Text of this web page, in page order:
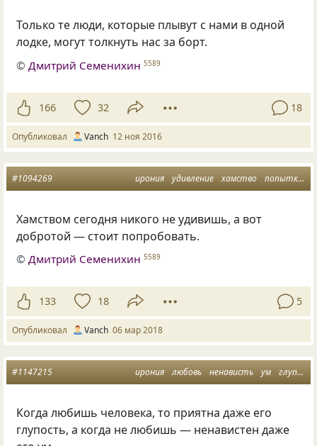
Только те люди, которые плывут с нами в одной
лодке, могут толкнуть нас за борт.
© Дмитрий Семенихин 5589
166 32 18
Опубликовал Vanch 12 ноя 2016
ирония удивление хамство попытка
#1094269
Хамством сегодня никого не удивишь, а вот
добротой — стоит попробовать.
©Дмитрий Семенихин 5589
133 18 5
Опубликовал Vanch 06 мар 2018
ирония любовь ненависть ум глупость
#1147215
Когда любишь человека, то приятна даже его
глупость, а когда не любишь — ненавистен даже